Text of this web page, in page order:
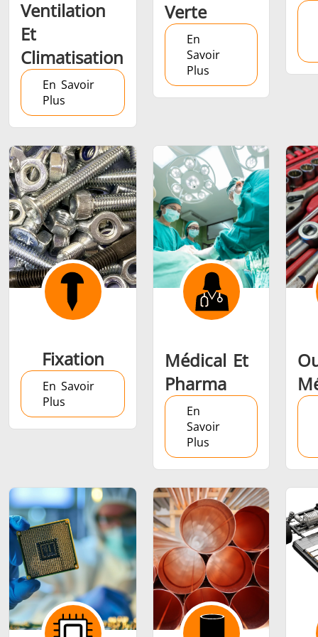
Outils
métalliques
Semi-
Tube et
Ventilation
Et
Climatisation
En Savoir
Plus
Verte
En
Savoir
Plus
Fixation
En Savoir
Plus
Médical Et
Pharma
En
Savoir
Plus